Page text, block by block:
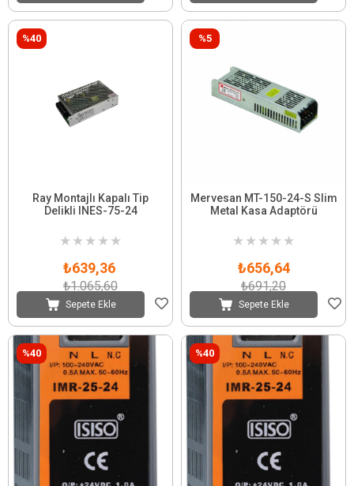
Ray Montajlı Kapalı Tip
Delikli INES-75-24
★ ★ ★ ★ ★
₺639,36
₺1.065,60
Sepete Ekle
%40
Mervesan MT-150-24-S Slim
Metal Kasa Adaptörü
★ ★ ★ ★ ★
₺656,64
₺691,20
Sepete Ekle
%5
%40 %40